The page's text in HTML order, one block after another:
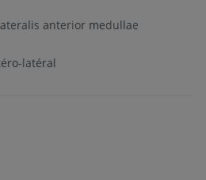
anterior medullae
latéral